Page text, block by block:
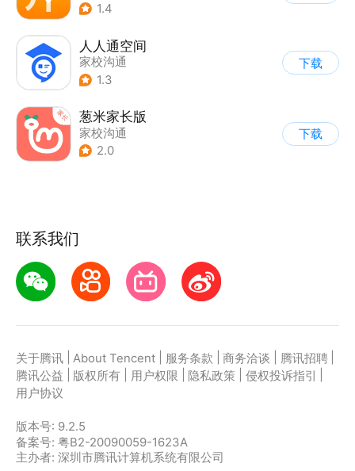
1.4
人人通空间
家校沟通
1.3
下载
葱米家长版
家校沟通
2.0
下载
联系我们
关于腾讯 About Tencent 服务条款 商务洽谈 腾讯招聘
腾讯公益
版权所有 用户权限 隐私政策 侵权投诉指引
用户协议
版本号: 9.2.5
备案号: 粤B2-20090059-1623A
主办者: 深圳市腾讯计算机系统有限公司